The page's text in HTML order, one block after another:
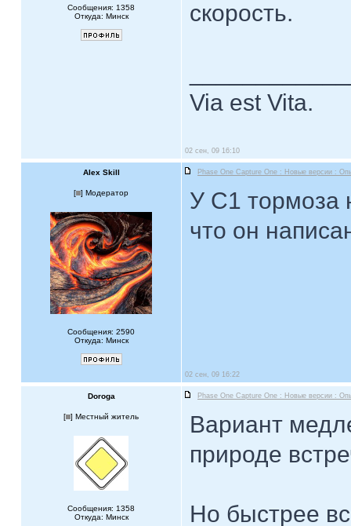
Сообщения: 1358
Откуда: Минск
скорость.
Via est Vita.
02 сен, 09 16:10
Alex Skill Phase One Capture One : Новые версии :
[ ] Модератор
Сообщения: 2590
Откуда: Минск
У C1 тормоза
что он
02 сен, 09 16:22
Doroga Phase One Capture One : Новые версии :
[ ] Местный житель
Сообщения: 1358
Откуда: Минск
Вариант
природе
Но быстрее